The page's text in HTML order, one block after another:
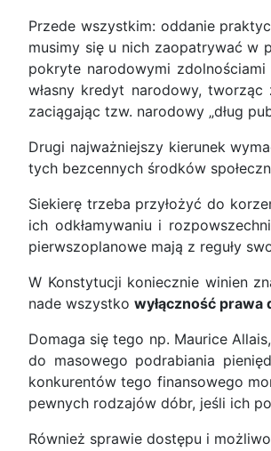
Przede wszystkim: oddanie
musimy się u nich zaopatrywać w
pokryte narodowymi
własny kredyt narodowy, tworząc
zaciągając tzw. narodowy „dług
Drugi najważniejszy kierunek
tych bezcennych środków
Siekierę trzeba przyłożyć do
ich odkłamywaniu i
pierwszoplanowe mają z reguły
W Konstytucji koniecznie winien
nade wszystko wyłączność
Domaga się tego np. Maurice
do masowego podrabiania
konkurentów tego finansowego
pewnych rodzajów dóbr, jeśli ich
Również sprawie dostępu i